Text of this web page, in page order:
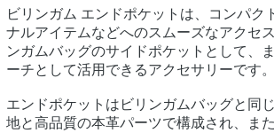
ビリンガム エンドポケットは、コンパク
ナルアイテムなどへのスムーズなアクセ
ンガムバッグのサイドポケットとして、
ーチとして活用できるアクセサリーです。
エンドポケットはビリンガムバッグと同
地と高品質の本革パーツで構成され、ま